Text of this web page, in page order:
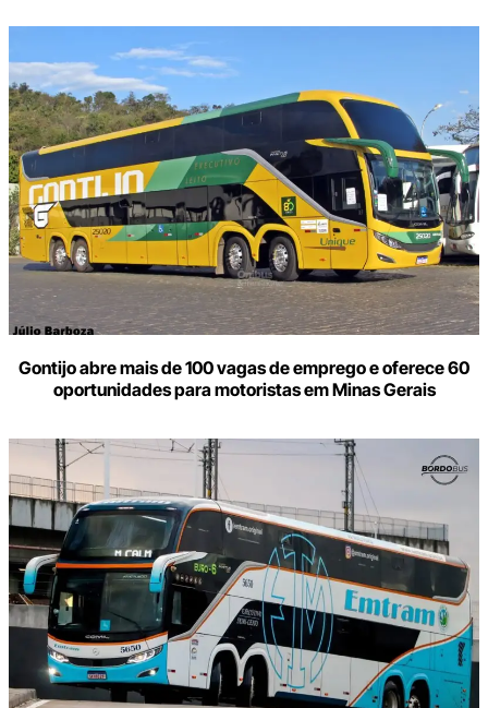
Gontijo abre mais de 100 vagas de emprego e oferece 60
oportunidades para motoristas em Minas Gerais